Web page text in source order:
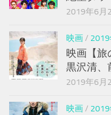
2019年6月
映画/
映画【旅
黒沢清、
2019年6月
映画/